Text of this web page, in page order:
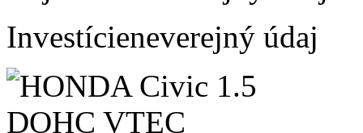
Investícieneverejný údaj